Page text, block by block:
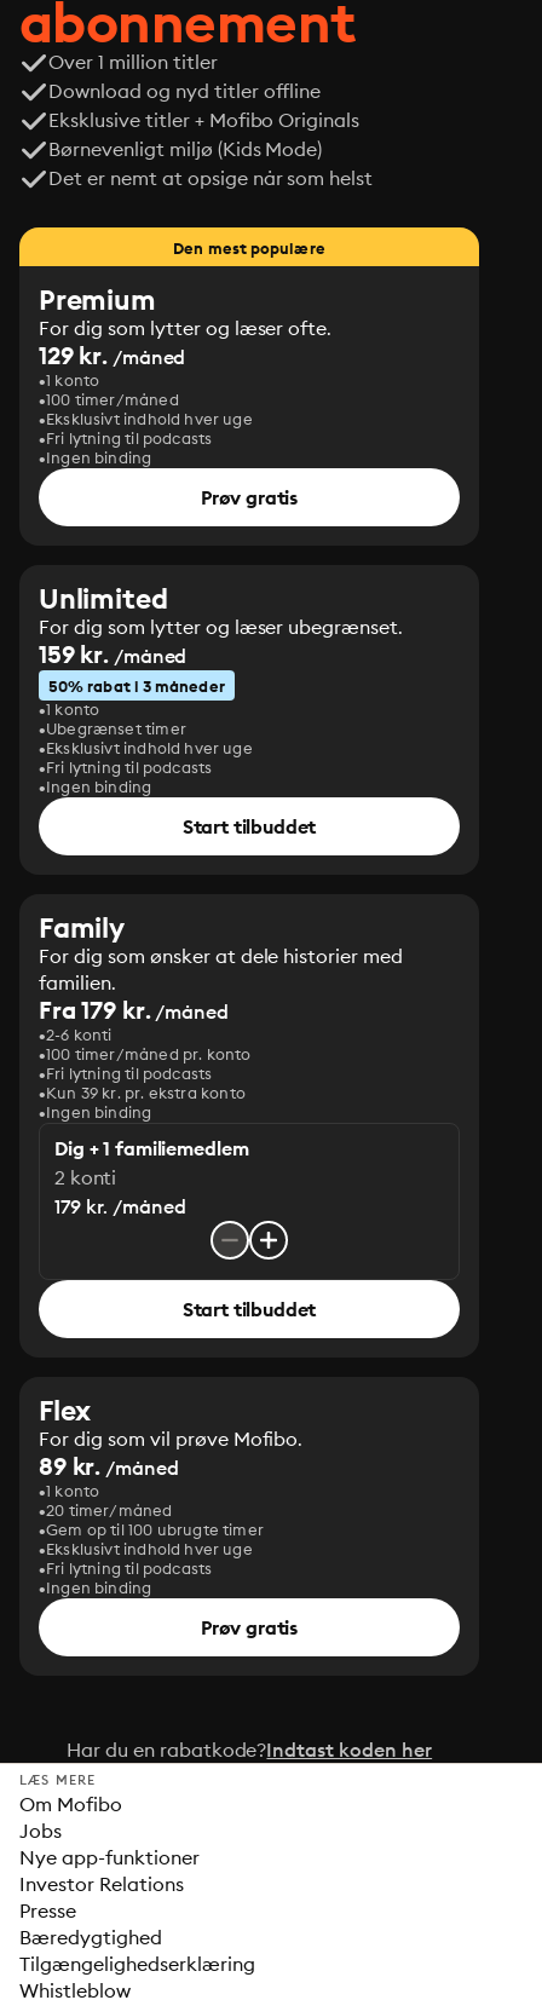
abonnement
Over 1 million titler
Download og nyd titler offline
Eksklusive titler + Mofibo Originals
Børnevenligt miljø (Kids Mode)
Det er nemt at opsige når som helst
Den mest populære
Premium
For dig som lytter og læser ofte.
129 kr. /måned
1 konto
100 timer/måned
Eksklusivt indhold hver uge
Fri lytning til podcasts
Ingen binding
Prøv gratis
Unlimited
For dig som lytter og læser ubegrænset.
159 kr. /måned
50% rabat i 3 måneder
1 konto
Ubegrænset timer
Eksklusivt indhold hver uge
Fri lytning til podcasts
Ingen binding
Start tilbuddet
Family
For dig som ønsker at dele historier med
familien.
Fra 179 kr./måned
2-6 konti
100 timer/måned pr. konto
Fri lytning til podcasts
Kun 39 kr. pr. ekstra konto
Ingen binding
Dig + 1 familiemedlem
2 konti
179 kr. /måned
Start tilbuddet
Flex
For dig som vil prøve Mofibo.
89 kr. /måned
1 konto
20 timer/måned
Gem op til 100 ubrugte timer
Eksklusivt indhold hver uge
Fri lytning til podcasts
Ingen binding
Prøv gratis
Har du en rabatkode?Indtast koden her
LÆS MERE
Om Mofibo
Jobs
Nye app-funktioner
Investor Relations
Presse
Bæredygtighed
Tilgængelighedserklæring
Whistleblow